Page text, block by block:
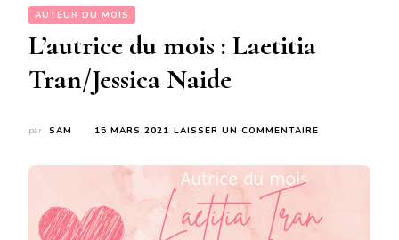
AUTEUR DU MOIS
L’autrice du mois : Laetitia
Tran/Jessica Naide
par SAM 15 MARS 2021 LAISSER UN COMMENTAIRE
TRAN/JESSICA